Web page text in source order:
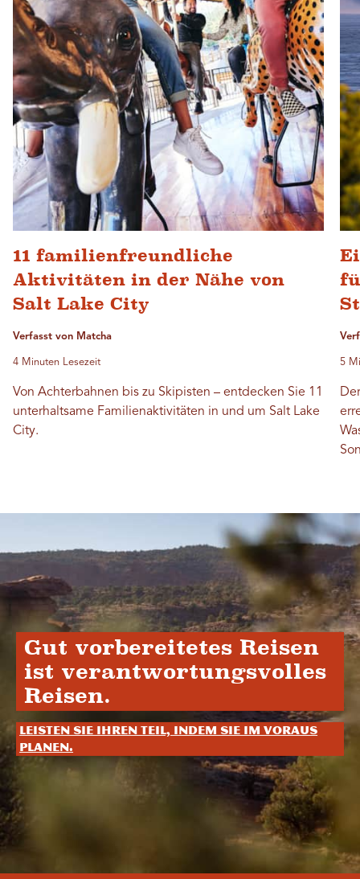
11 familienfreundliche
Aktivitäten in der Nähe von
Salt Lake City
Verfasst von Matcha
4 Minuten Lesezeit
Von Achterbahnen bis zu Skipisten – entdecken Sie 11
unterhaltsame Familienaktivitäten in und um Salt Lake
City.
5
Gut vorbereitetes Reisen
ist verantwortungsvolles
Reisen.
Leisten Sie Ihren Teil, indem Sie im Voraus
planen.